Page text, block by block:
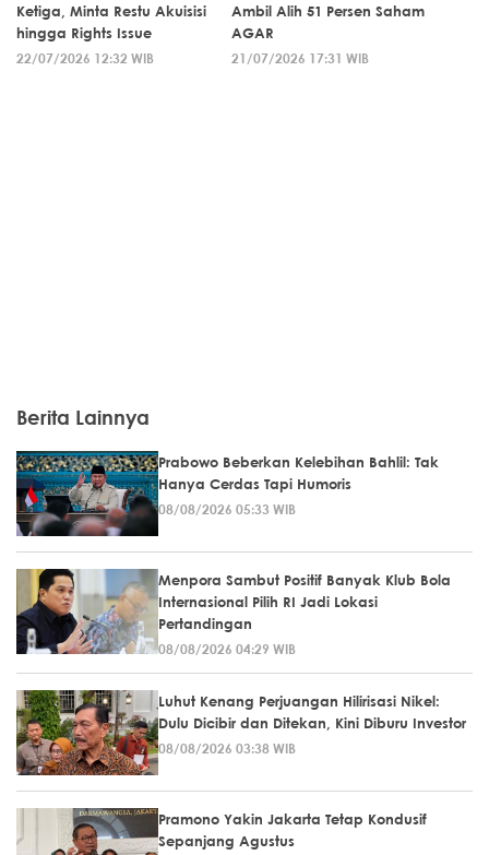
Ketiga, Minta Restu Akuisisi
hingga Rights Issue
22/07/2026 12:32 WIB
Ambil Alih 51 Persen Saham
AGAR
21/07/2026 17:31 WIB
Berita Lainnya
Prabowo Beberkan Kelebihan Bahlil: Tak
Hanya Cerdas Tapi Humoris
08/08/2026 05:33 WIB
Menpora Sambut Positif Banyak Klub Bola
Internasional Pilih RI Jadi Lokasi
Pertandingan
08/08/2026 04:29 WIB
Luhut Kenang Perjuangan Hilirisasi Nikel:
Dulu Dicibir dan Ditekan, Kini Diburu Investor
08/08/2026 03:38 WIB
Pramono Yakin Jakarta Tetap Kondusif
Sepanjang Agustus